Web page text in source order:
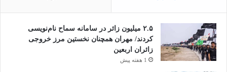
۲.۵ میلیون زائر در سامانه سماح نام‌نویسی
کردند/ مهران همچنان نخستین مرز خروجی
زائران اربعین
1 هفته پیش